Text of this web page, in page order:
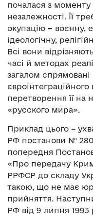
почалася з
незалежності. Її
окупацію – воєнну,
ідеологічну,
Всі вони
часі й методах
загалом
євроінтеграційного
перетворення її на
«русского мира».
Приклад цього –
РФ постанови №
попередня
«Про передачу
РРФСР до складу
такою, що не має
прийняття.
РФ від 9 липня 1993